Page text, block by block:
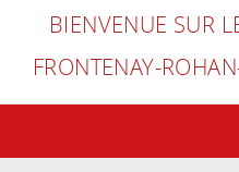
BIENVENUE SUR
FRONTENAY-